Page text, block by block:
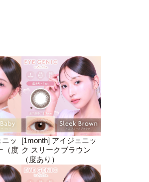
ッ
（度
[1month] アイジェニッ
ク スリークブラウン
（度あり）